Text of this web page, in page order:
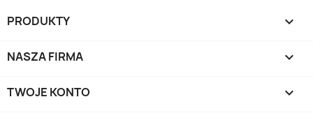
PRODUKTY 
NASZA FIRMA 
TWOJE KONTO 